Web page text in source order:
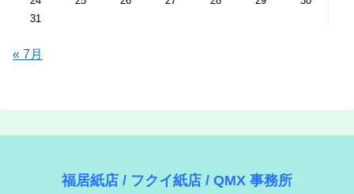
31
« 7月
福居紙店 / フクイ紙店 / QMX 事務所